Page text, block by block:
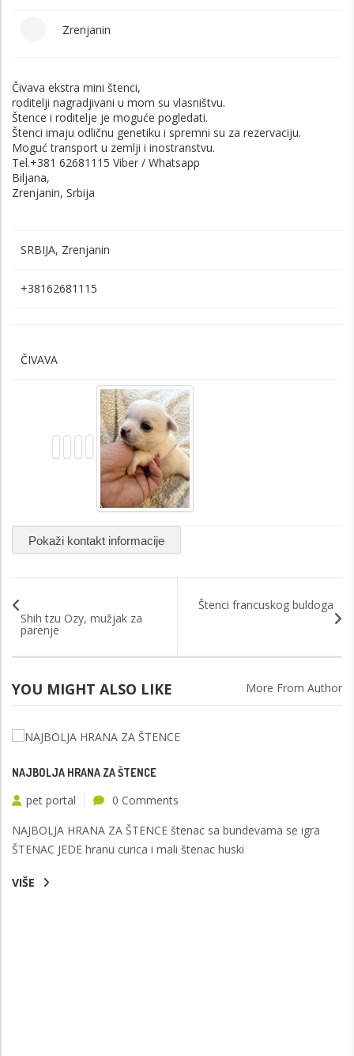
Zrenjanin
Čivava ekstra mini štenci,
roditelji nagradjivani u mom su vlasništvu.
Štence i roditelje je moguće pogledati.
Štenci imaju odličnu genetiku i spremni su za rezervaciju.
Moguć transport u zemlji i inostranstvu.
Tel.+381 62681115 Viber / Whatsapp
Biljana,
Zrenjanin, Srbija
SRBIJA, Zrenjanin
+38162681115
ČIVAVA
Pokaži kontakt informacije
Shih tzu Ozy, mužjak za
parenje
Štenci francuskog buldoga
YOU MIGHT ALSO LIKE More From Author
NAJBOLJA HRANA ZA ŠTENCE
pet portal
0 Comments
NAJBOLJA HRANA ZA ŠTENCE štenac sa bundevama se igra
ŠTENAC JEDE hranu curica i mali štenac huski
VIŠE